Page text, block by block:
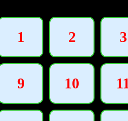
1 2 3
9 10